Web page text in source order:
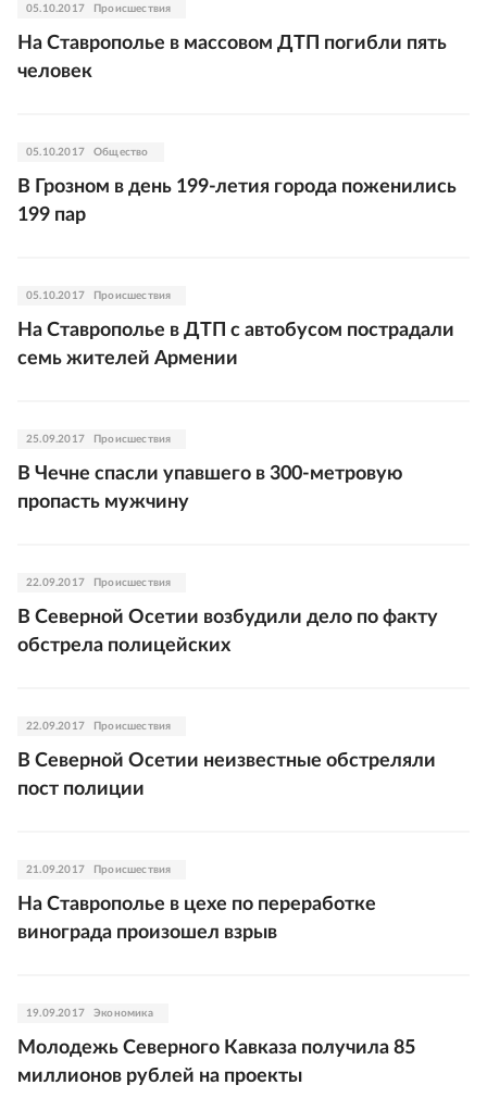
05.10.2017 Происшествия
На Ставрополье в массовом ДТП погибли пять
человек
05.10.2017 Общество
В Грозном в день 199-летия города поженились
199 пар
05.10.2017 Происшествия
На Ставрополье в ДТП с автобусом пострадали
семь жителей Армении
25.09.2017 Происшествия
В Чечне спасли упавшего в 300-метровую
пропасть мужчину
22.09.2017 Происшествия
В Северной Осетии возбудили дело по факту
обстрела полицейских
22.09.2017 Происшествия
В Северной Осетии неизвестные обстреляли
пост полиции
21.09.2017 Происшествия
На Ставрополье в цехе по переработке
винограда произошел взрыв
19.09.2017 Экономика
Молодежь Северного Кавказа получила 85
миллионов рублей на проекты